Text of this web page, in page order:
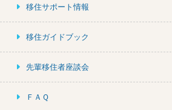
移住サポート情報
移住ガイドブック
先輩移住者座談会
ＦＡＱ